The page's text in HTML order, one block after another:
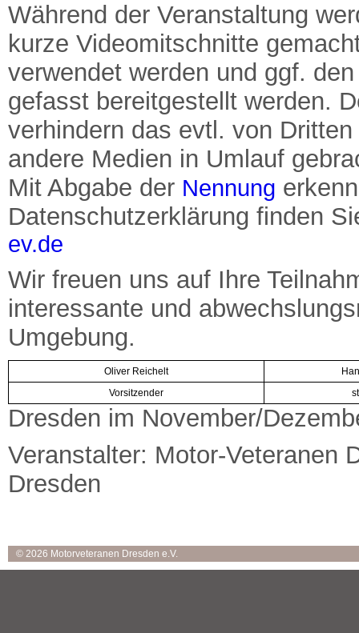
Während der Veranstaltung
kurze Videomitschnitte
verwendet werden und ggf.
gefasst bereitgestellt werden.
verhindern das evtl. von
andere Medien in Umlauf
Mit Abgabe der Nennung
Datenschutzerklärung finden
ev.de
Wir freuen uns auf Ihre
interessante und
Umgebung.
Oliver Reichelt
Vorsitzender
Dresden im November/
Veranstalter: Motor-Veteranen
Dresden
© 2026 Motorveteranen Dresden e.V.